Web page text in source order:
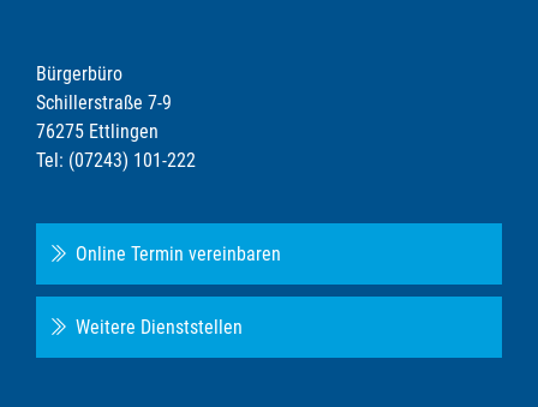
Bürgerbüro
Schillerstraße 7-9
76275 Ettlingen
Tel: (07243) 101-222
Online Termin vereinbaren
Weitere Dienststellen